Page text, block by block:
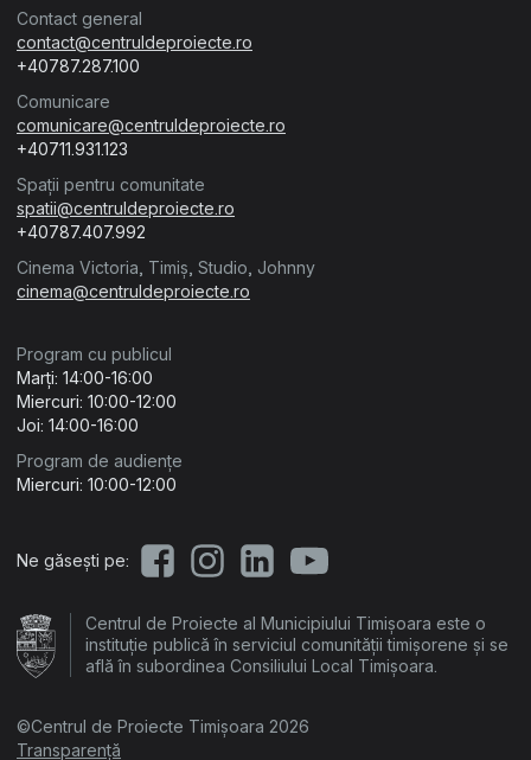
Contact general
contact@centruldeproiecte.ro
+40787.287.100
Comunicare
comunicare@centruldeproiecte.ro
+40711.931.123
Spații pentru comunitate
spatii@centruldeproiecte.ro
+40787.407.992
Cinema Victoria, Timiș, Studio, Johnny
cinema@centruldeproiecte.ro
Program cu publicul
Marți: 14:00-16:00
Miercuri: 10:00-12:00
Joi: 14:00-16:00
Program de audiențe
Miercuri: 10:00-12:00
Ne găsești pe:
Centrul de Proiecte al Municipiului Timișoara este o
instituție publică în serviciul comunității timișorene și se
află în subordinea Consiliului Local Timișoara.
©Centrul de Proiecte Timișoara 2026
Transparență